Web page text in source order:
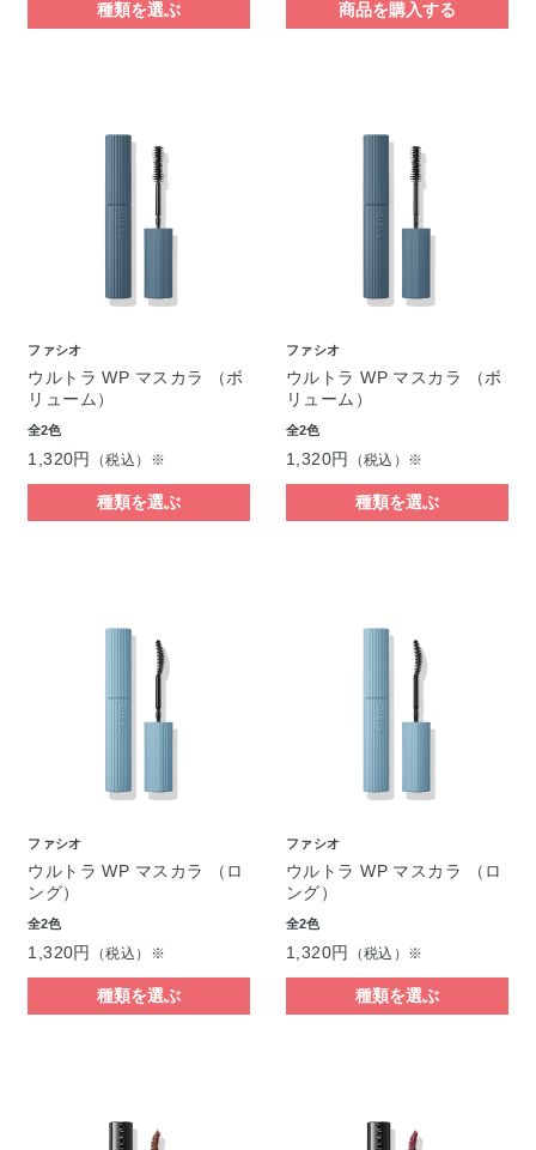
種類を選ぶ 商品を購入する
ファシオ
ウルトラ WP マスカラ （ボ
リューム）
全2色
1,320円 （税込）※
種類を選ぶ
ファシオ
ウルトラ WP マスカラ （ボ
リューム）
全2色
1,320円 （税込）※
種類を選ぶ
ファシオ
ウルトラ WP マスカラ （ロ
ング）
全2色
1,320円 （税込）※
種類を選ぶ
ファシオ
ウルトラ WP マスカラ （ロ
ング）
全2色
1,320円 （税込）※
種類を選ぶ